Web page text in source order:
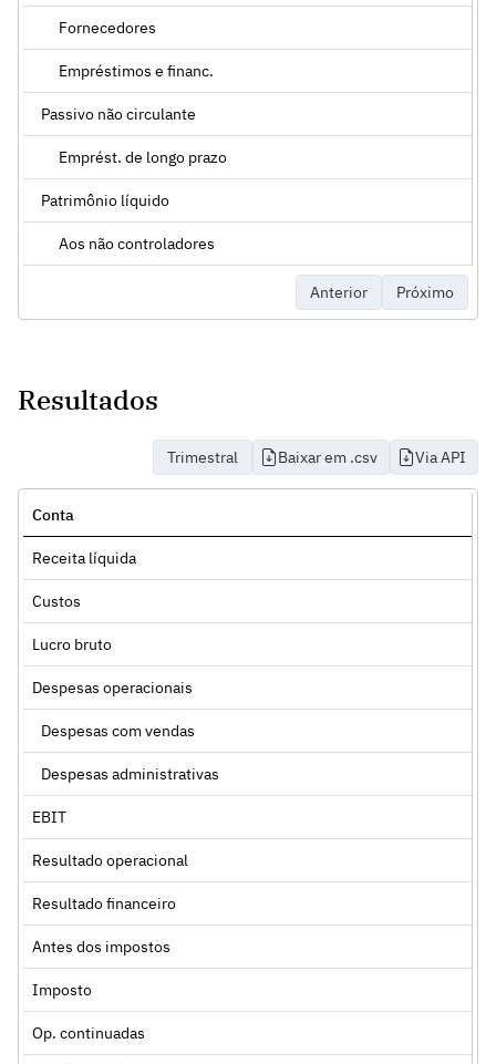
Fornecedores
Empréstimos e financ.
Passivo não circulante
Emprést. de longo prazo
Patrimônio líquido
Aos não controladores
Anterior Próximo
Resultados
Trimestral Baixar em .csv Via API
Conta
Receita líquida
Custos
Lucro bruto
Despesas operacionais
Despesas com vendas
Despesas administrativas
EBIT
Resultado operacional
Resultado financeiro
Antes dos impostos
Imposto
Op. continuadas